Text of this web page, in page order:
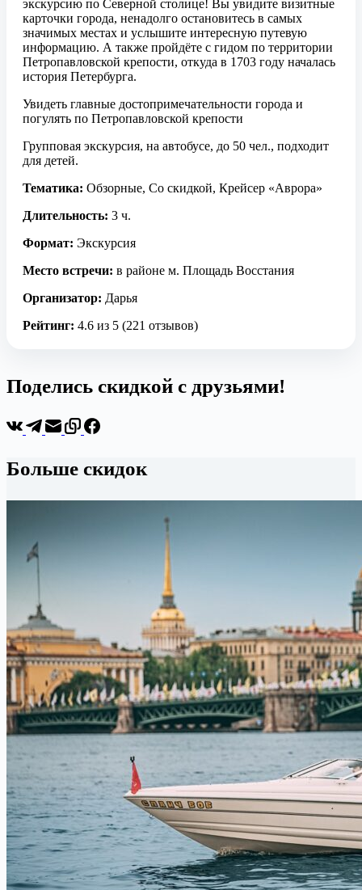
экскурсию по Северной столице! Вы увидите визитные
карточки города, ненадолго остановитесь в самых
значимых местах и услышите интересную путевую
информацию. А также пройдёте с гидом по территории
Петропавловской крепости, откуда в 1703 году началась
история Петербурга.
Увидеть главные достопримечательности города и
погулять по Петропавловской крепости
Групповая экскурсия, на автобусе, до 50 чел., подходит
для детей.
Тематика: Обзорные, Со скидкой, Крейсер «Аврора»
Длительность: 3 ч.
Формат: Экскурсия
Место встречи: в районе м. Площадь Восстания
Организатор: Дарья
Рейтинг: 4.6 из 5 (221 отзывов)
Поделись скидкой с друзьями!
Больше скидок